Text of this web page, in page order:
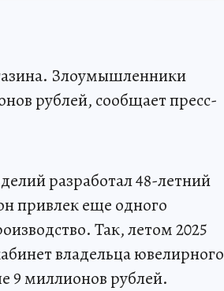
Злоумышленники
рублей, сообщает пресс-
разработал 48-летний
привлек еще одного
Так, летом 2025
владельца ювелирного
9 миллионов рублей.